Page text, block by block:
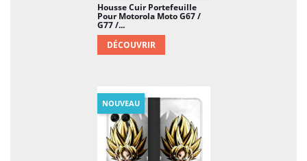
Housse Cuir Portefeuille
Pour Motorola Moto G67 /
G77 /...
DÉCOUVRIR
NOUVEAU